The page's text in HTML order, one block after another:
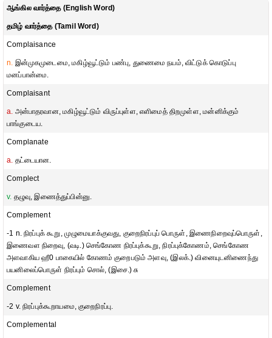
ஆங்கில வார்த்தை (English Word)
தமிழ் வார்த்தை (Tamil Word)
Complaisance
n. இன்முகமுடைமை, மகிழ்வூட்டும் பண்பு, துணைமை நயம், விட்டுக் கொடுப்பு
மனப்பான்மை.
Complaisant
a. அன்பாதரவான, மகிழ்வூட்டும் விருப்புள்ள, எளிமைத் திறமுள்ள, மன்னிக்கும்
பாங்குடைய.
Complanate
a. தட்டையான.
Complect
v. தழுவு, இணைத்துப்பின்னு.
Complement
-1 n. நிரப்புக் கூறு, முழுமையாக்குவது, குறைநிரப்புப் பொருள், இணைநிறைவுப்பொருள்,
இணைவள நிறைவு, (வடி.) செங்கோண நிரப்புக்கூறு, நிரப்புக்கோணம், செங்கோண
அளவாகிய ஹீ0 பாகையில் கோணம் குறைபடும் அளவு, (இலக்.) வினையுடனிணைந்து
பயனிலைப்பொருள் நிரப்பும் சொல், (இசை.) சு
Complement
-2 v. நிரப்புக்கூறாயமை, குறைநிரப்பு.
Complemental